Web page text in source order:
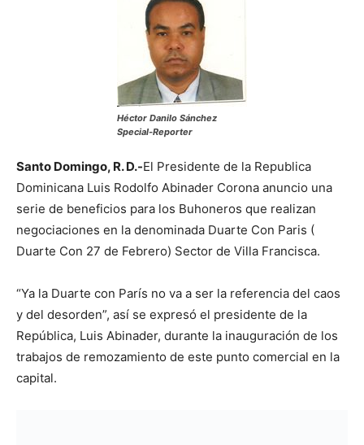
Héctor Danilo Sánchez
Special-Reporter
Santo Domingo, R. D.-El Presidente de la Republica
Dominicana Luis Rodolfo Abinader Corona anuncio una
serie de beneficios para los Buhoneros que realizan
negociaciones en la denominada Duarte Con Paris (
Duarte Con 27 de Febrero) Sector de Villa Francisca.
“Ya la Duarte con París no va a ser la referencia del caos
y del desorden”, así se expresó el presidente de la
República, Luis Abinader, durante la inauguración de los
trabajos de remozamiento de este punto comercial en la
capital.